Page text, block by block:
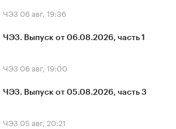
ЧЭЗ 06 авг, 19:36
ЧЭЗ. Выпуск от 06.08.2026, часть 1
ЧЭЗ 06 авг, 19:00
ЧЭЗ. Выпуск от 05.08.2026, часть 3
ЧЭЗ 05 авг, 20:21